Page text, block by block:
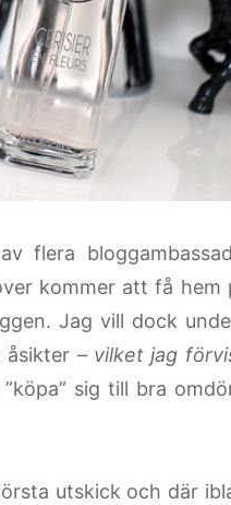
flera
kommer att få hem
Jag vill dock
åsikter – vilket jag
sig till bra
utskick och där